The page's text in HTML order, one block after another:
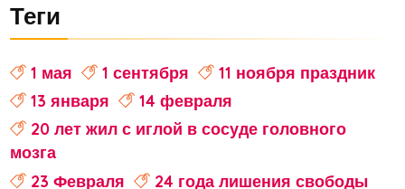
Теги
1 мая 1 сентября
11 ноября праздник
13 января
14 февраля
20 лет жил с иглой в сосуде головного
мозга
23 Февраля
24 года лишения свободы